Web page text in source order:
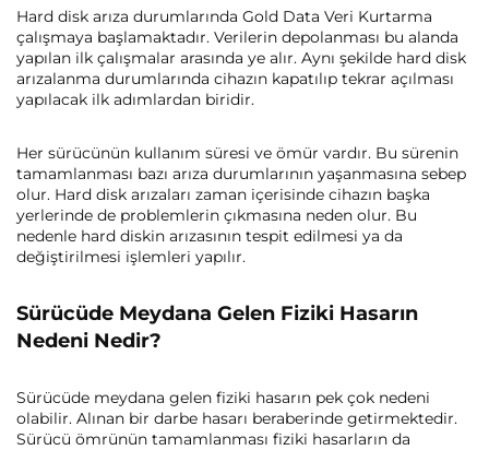
Hard disk arıza durumlarında Gold Data Veri Kurtarma
çalışmaya başlamaktadır. Verilerin depolanması bu alanda
yapılan ilk çalışmalar arasında ye alır. Aynı şekilde hard disk
arızalanma durumlarında cihazın kapatılıp tekrar açılması
yapılacak ilk adımlardan biridir.
Her sürücünün kullanım süresi ve ömür vardır. Bu sürenin
tamamlanması bazı arıza durumlarının yaşanmasına sebep
olur. Hard disk arızaları zaman içerisinde cihazın başka
yerlerinde de problemlerin çıkmasına neden olur. Bu
nedenle hard diskin arızasının tespit edilmesi ya da
değiştirilmesi işlemleri yapılır.
Sürücüde Meydana Gelen Fiziki Hasarın
Nedeni Nedir?
Sürücüde meydana gelen fiziki hasarın pek çok nedeni
olabilir. Alınan bir darbe hasarı beraberinde getirmektedir.
Sürücü ömrünün tamamlanması fiziki hasarların da